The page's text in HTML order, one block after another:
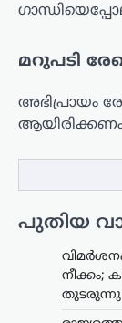
മറുപടി
അഭിപ്രായം
പുതിയ
നീക്കം;
തുടരുന്നു